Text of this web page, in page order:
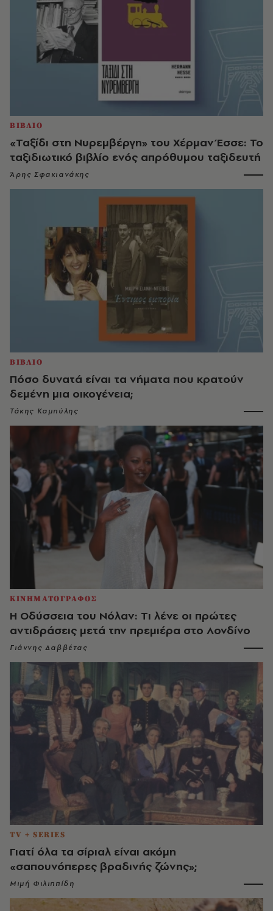
ΒΙΒΛΙΟ
«Ταξίδι στη Νυρεμβέργη» του Χέρμαν Έσσε: Το
ταξιδιωτικό βιβλίο ενός απρόθυμου ταξιδευτή
Άρης Σφακιανάκης
ΒΙΒΛΙΟ
Πόσο δυνατά είναι τα νήματα που κρατούν
δεμένη μια οικογένεια;
Τάκης Καμπύλης
ΚΙΝΗΜΑΤΟΓΡΑΦΟΣ
Η Οδύσσεια του Νόλαν: Tι λένε οι πρώτες
αντιδράσεις μετά την πρεμιέρα στο Λονδίνο
Γιάννης Δαββέτας
TV + SERIES
Γιατί όλα τα σίριαλ είναι ακόμη
«σαπουνόπερες βραδινής ζώνης»;
Μιμή Φιλιππίδη